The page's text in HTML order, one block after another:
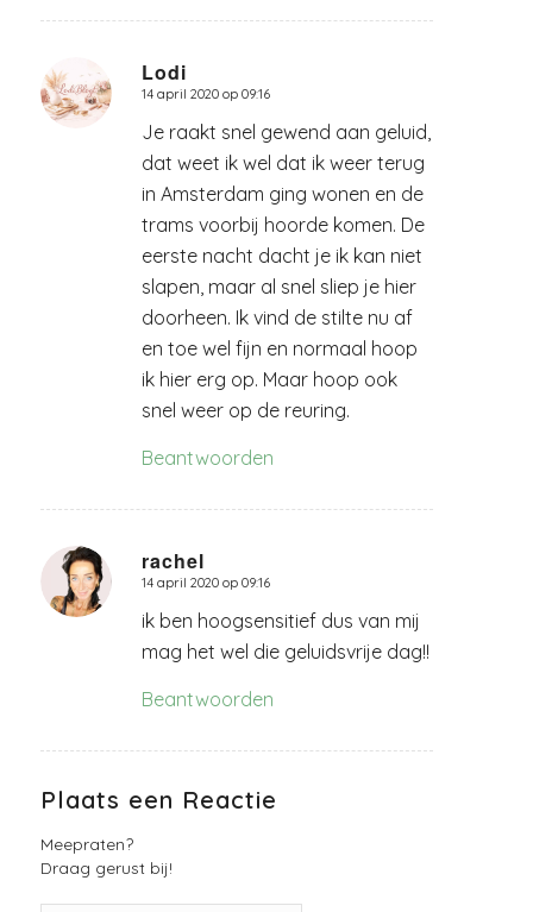
Lodi
zegt:
14 april 2020 op 09:16
Je raakt snel gewend aan geluid,
dat weet ik wel dat ik weer terug
in Amsterdam ging wonen en de
trams voorbij hoorde komen. De
eerste nacht dacht je ik kan niet
slapen, maar al snel sliep je hier
doorheen. Ik vind de stilte nu af
en toe wel fijn en normaal hoop
ik hier erg op. Maar hoop ook
snel weer op de reuring.
Beantwoorden
rachel
zegt:
14 april 2020 op 09:16
ik ben hoogsensitief dus van mij
mag het wel die geluidsvrije dag!!
Beantwoorden
Plaats een Reactie
Meepraten?
Draag gerust bij!